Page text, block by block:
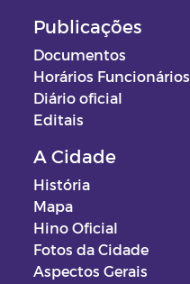
Publicações
Documentos
Horários Funcionários
Diário oficial
Editais
A Cidade
História
Mapa
Hino Oficial
Fotos da Cidade
Aspectos Gerais